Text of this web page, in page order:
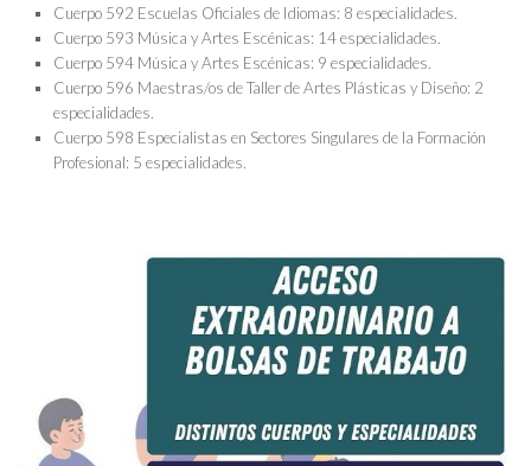
Cuerpo 592 Escuelas Oficiales de Idiomas: 8 especialidades.
Cuerpo 593 Música y Artes Escénicas: 14 especialidades.
Cuerpo 594 Música y Artes Escénicas: 9 especialidades.
Cuerpo 596 Maestras/os de Taller de Artes Plásticas y Diseño: 2
especialidades.
Cuerpo 598 Especialistas en Sectores Singulares de la Formación
Profesional: 5 especialidades.